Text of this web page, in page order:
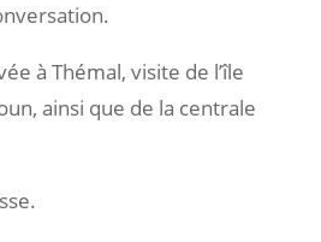
à Thémal, visite de l’île
ainsi que de la centrale